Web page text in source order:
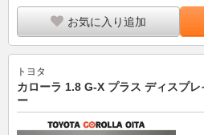
お気に入り追加
トヨタ
カローラ 1.8 G-X プラス ディスプ
ー